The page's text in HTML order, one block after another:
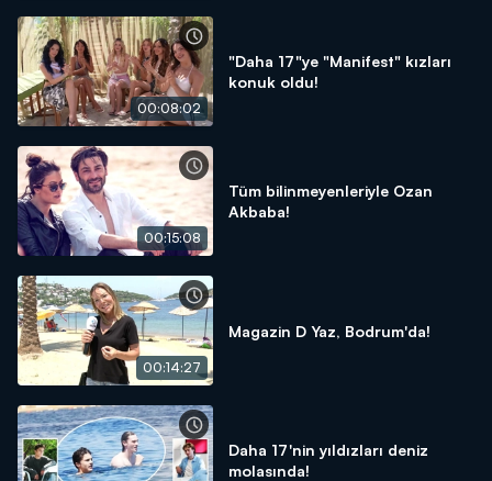
00:08:02
"Daha 17"ye "Manifest" kızları
konuk oldu!
00:15:08
Tüm bilinmeyenleriyle Ozan
Akbaba!
00:14:27
Magazin D Yaz, Bodrum'da!
Daha 17'nin yıldızları deniz
molasında!